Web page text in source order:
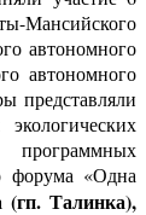
Мансийского
автономного
автономного
представляли
форума «Одна
Талинка),